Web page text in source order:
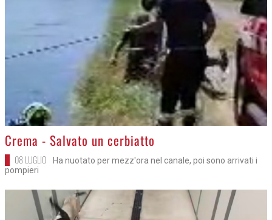
>
Crema - Salvato un cerbiatto
08 LUGLIO
Ha nuotato per mezz'ora nel canale, poi sono arrivati i
pompieri